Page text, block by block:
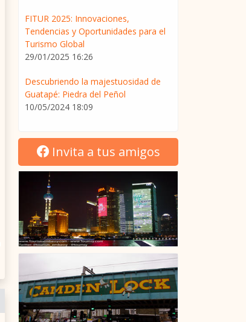
FITUR 2025: Innovaciones,
Tendencias y Oportunidades para el
Turismo Global
29/01/2025 16:26
Descubriendo la majestuosidad de
Guatapé: Piedra del Peñol
10/05/2024 18:09
Invita a tus amigos